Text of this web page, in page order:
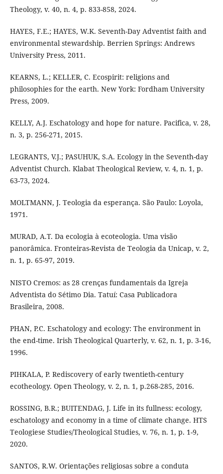
Theology, v. 40, n. 4, p. 833-858, 2024.
HAYES, F.E.; HAYES, W.K. Seventh-Day Adventist faith and
environmental stewardship. Berrien Springs: Andrews
University Press, 2011.
KEARNS, L.; KELLER, C. Ecospirit: religions and
philosophies for the earth. New York: Fordham University
Press, 2009.
KELLY, A.J. Eschatology and hope for nature. Pacifica, v. 28,
n. 3, p. 256-271, 2015.
LEGRANTS, V.J.; PASUHUK, S.A. Ecology in the Seventh-day
Adventist Church. Klabat Theological Review, v. 4, n. 1, p.
63-73, 2024.
MOLTMANN, J. Teologia da esperança. São Paulo: Loyola,
1971.
MURAD, A.T. Da ecologia à ecoteologia. Uma visão
panorâmica. Fronteiras-Revista de Teologia da Unicap, v. 2,
n. 1, p. 65-97, 2019.
NISTO Cremos: as 28 crenças fundamentais da Igreja
Adventista do Sétimo Dia. Tatuí: Casa Publicadora
Brasileira, 2008.
PHAN, P.C. Eschatology and ecology: The environment in
the end-time. Irish Theological Quarterly, v. 62, n. 1, p. 3-16,
1996.
PIHKALA, P. Rediscovery of early twentieth-century
ecotheology. Open Theology, v. 2, n. 1, p.268-285, 2016.
ROSSING, B.R.; BUITENDAG, J. Life in its fullness: ecology,
eschatology and economy in a time of climate change. HTS
Teologiese Studies/Theological Studies, v. 76, n. 1, p. 1-9,
2020.
SANTOS, R.W. Orientações religiosas sobre a conduta